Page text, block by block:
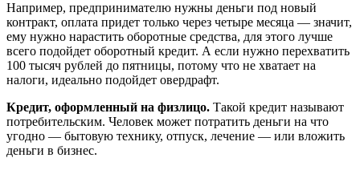
Например, предпринимателю нужны деньги под новый
контракт, оплата придет только через четыре месяца — значит,
ему нужно нарастить оборотные средства, для этого лучше
всего подойдет оборотный кредит. А если нужно перехватить
100 тысяч рублей до пятницы, потому что не хватает на
налоги, идеально подойдет овердрафт.
Кредит, оформленный на физлицо. Такой кредит называют
потребительским. Человек может потратить деньги на что
угодно — бытовую технику, отпуск, лечение — или вложить
деньги в бизнес.